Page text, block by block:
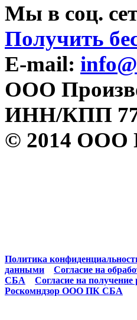
Мы в соц.
Получить
E-mail:
ООО
ИНН/КПП
© 2014 ООО
Политика
данными
Согласие на
СБА
Согласие на
Роскомндзор ООО ПК СБА